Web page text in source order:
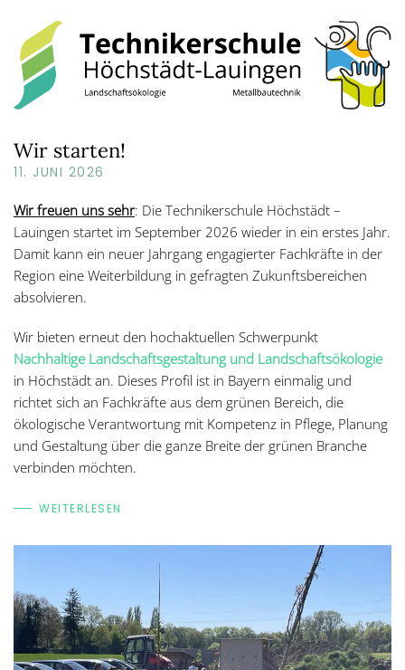
Wir starten!
11. JUNI 2026
Wir freuen uns sehr: Die Technikerschule Höchstädt –
Lauingen startet im September 2026 wieder in ein erstes Jahr.
Damit kann ein neuer Jahrgang engagierter Fachkräfte in der
Region eine Weiterbildung in gefragten Zukunftsbereichen
absolvieren.
Wir bieten erneut den hochaktuellen Schwerpunkt
Nachhaltige Landschaftsgestaltung und Landschaftsökologie
in Höchstädt an. Dieses Profil ist in Bayern einmalig und
richtet sich an Fachkräfte aus dem grünen Bereich, die
ökologische Verantwortung mit Kompetenz in Pflege, Planung
und Gestaltung über die ganze Breite der grünen Branche
verbinden möchten.
WEITERLESEN